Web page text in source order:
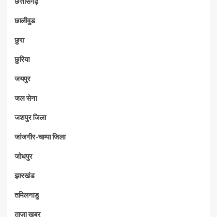
छालीवुड
छुरा
छुरिया
जयपुर
जल सेना
जशपुर जिला
जांजगीर-चाम्पा जिला
जोधपुर
झारखंड
तमिलनाडु
ताज़ा खबर